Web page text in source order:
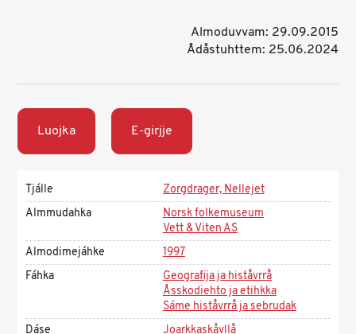
Almoduvvam: 29.09.2015
Ådåstuhttem: 25.06.2024
Luojka E-girjje
Tjálle
Zorgdrager, Nellejet
Almmudahka
Norsk folkemuseum
Vett & Viten AS
Almodimejáhke
1997
Fáhka
Geografija ja histåvrrå
Åsskodiehto ja etihkka
Sáme histåvrrå ja sebrudak
Dáse
Joarkkaskåvllå